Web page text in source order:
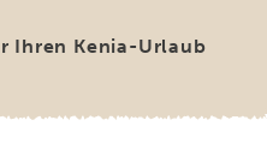
Ihren Kenia-Urlaub